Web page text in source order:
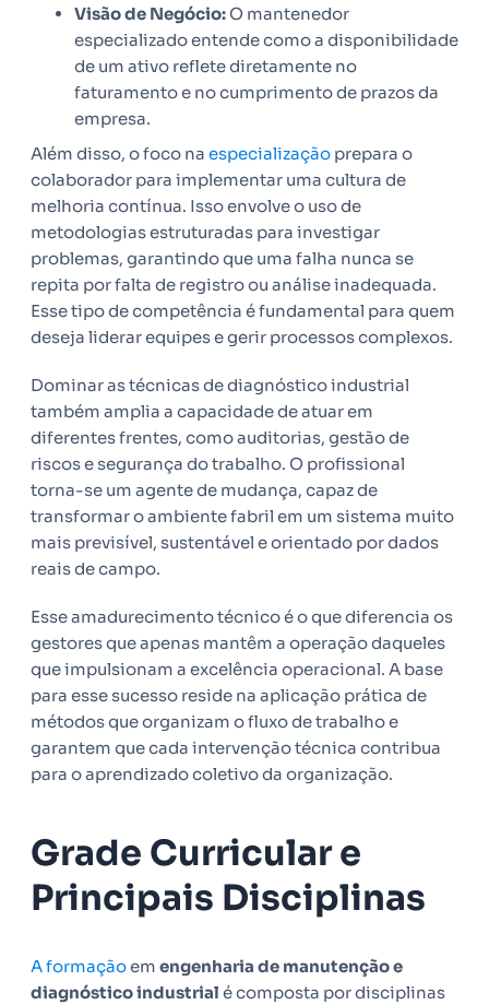
Visão de Negócio:O mantenedor
especializado entende como a disponibilidade
de um ativo reflete diretamente no
faturamento e no cumprimento de prazos da
empresa.
Além disso, o foco na especialização prepara o
colaborador para implementar uma cultura de
melhoria contínua. Isso envolve o uso de
metodologias estruturadas para investigar
problemas, garantindo que uma falha nunca se
repita por falta de registro ou análise inadequada.
Esse tipo de competência é fundamental para quem
deseja liderar equipes e gerir processos complexos.
Dominar as técnicas de diagnóstico industrial
também amplia a capacidade de atuar em
diferentes frentes, como auditorias, gestão de
riscos e segurança do trabalho. O profissional
torna-se um agente de mudança, capaz de
transformar o ambiente fabril em um sistema muito
mais previsível, sustentável e orientado por dados
reais de campo.
Esse amadurecimento técnico é o que diferencia os
gestores que apenas mantêm a operação daqueles
que impulsionam a excelência operacional. A base
para esse sucesso reside na aplicação prática de
métodos que organizam o fluxo de trabalho e
garantem que cada intervenção técnica contribua
para o aprendizado coletivo da organização.
Grade Curricular e
Principais Disciplinas
A formaçãoem engenharia de manutenção e
diagnóstico industrial é composta por disciplinas